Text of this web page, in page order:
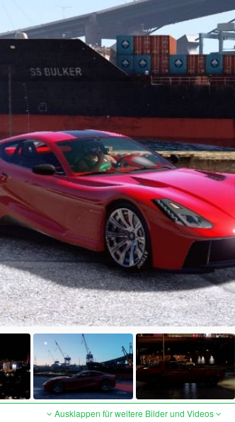
Ausklappen für weitere Bilder und Videos